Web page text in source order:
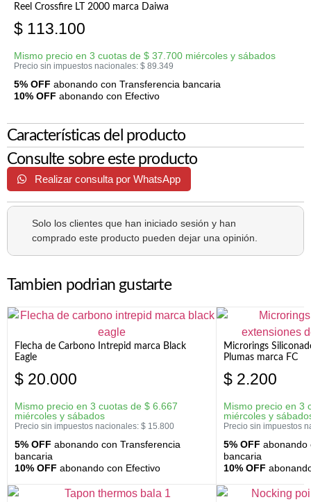
Reel Crossfire LT 2000 marca Daiwa
$ 113.100
Mismo precio en 3 cuotas de $ 37.700 miércoles y sábados
Precio sin impuestos nacionales: $ 89.349
5% OFF abonando con Transferencia bancaria
10% OFF abonando con Efectivo
Características del producto
Consulte sobre este producto
Realizar consulta por WhatsApp
Solo los clientes que han iniciado sesión y han
comprado este producto pueden dejar una opinión.
Tambien podrian gustarte
Flecha de Carbono Intrepid marca Black
Eagle
$ 20.000
Mismo precio en 3 cuotas de $ 6.667
miércoles y sábados
Precio sin impuestos nacionales: $ 15.800
5% OFF abonando con Transferencia
bancaria
10% OFF abonando con Efectivo
Microrings
Plumas marca FC
$ 2.200
Mismo precio en 3
miércoles y
Precio sin impuestos
5% OFF abonando
bancaria
10% OFF